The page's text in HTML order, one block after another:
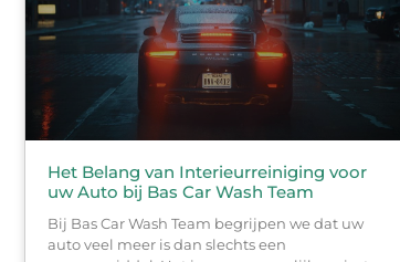
Het Belang van Interieurreiniging voor
uw Auto bij Bas Car Wash Team
Bij Bas Car Wash Team begrijpen we dat uw
auto veel meer is dan slechts een